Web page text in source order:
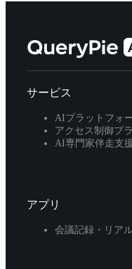
サービス
AIプラットフォ
アクセス制御プ
AI専門家伴走支
アプリ
会議記録・リア